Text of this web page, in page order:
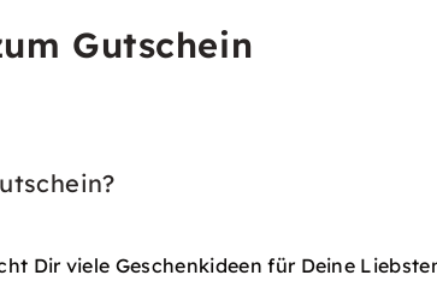
Gutschein
Dir viele Geschenkideen für Deine